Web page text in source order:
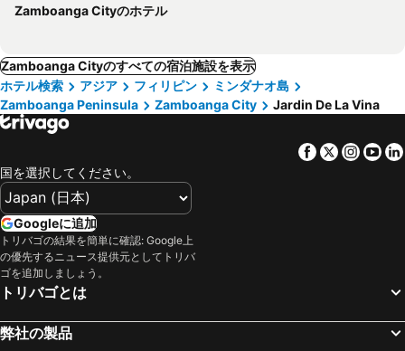
Zamboanga Cityのホテル
Zamboanga Cityのすべての宿泊施設を表示
ホテル検索
アジア フィリピン
ミンダナオ島
Zamboanga Peninsula
Zamboanga City Jardin De La Vina
Facebook
Twitter
国を選択してください。
Googleに追加
トリバゴの結果を簡単に確認: Google上
の優先するニュース提供元としてトリバ
ゴを追加しましょう。
トリバゴとは
弊社の製品